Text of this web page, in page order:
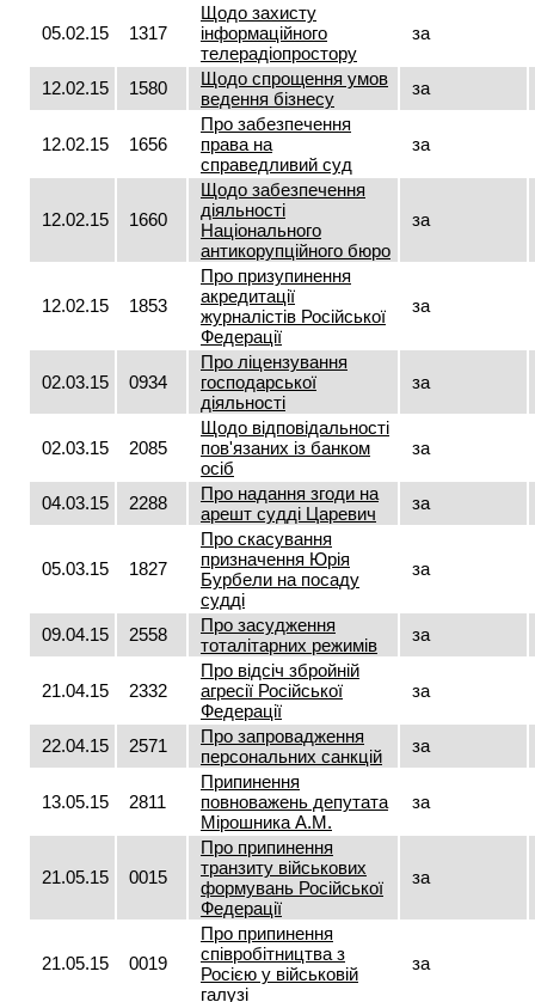
05.02.15 1317
Щодо захисту
інформаційного
телерадіопростору
за
12.02.15 1580
Щодо спрощення умов
ведення бізнесу
за
12.02.15 1656
Про забезпечення
права на
справедливий суд
за
12.02.15 1660
Щодо забезпечення
діяльності
Національного
антикорупційного бюро
за
12.02.15 1853
Про призупинення
акредитації
журналістів Російської
Федерації
за
02.03.15 0934
Про ліцензування
господарської
діяльності
за
02.03.15 2085
Щодо відповідальності
пов'язаних із банком
осіб
за
04.03.15 2288
Про надання згоди на
арешт судді Царевич
за
05.03.15 1827
Про скасування
призначення Юрія
Бурбели на посаду
судді
за
09.04.15 2558
Про засудження
тоталітарних режимів
за
21.04.15 2332
Про відсіч збройній
агресії Російської
Федерації
за
22.04.15 2571
Про запровадження
персональних санкцій
за
13.05.15 2811
Припинення
повноважень депутата
Мірошника А.М.
за
21.05.15 0015
Про припинення
транзиту військових
формувань Російської
Федерації
за
21.05.15 0019
Про припинення
співробітництва з
Росією у військовій
галузі
за